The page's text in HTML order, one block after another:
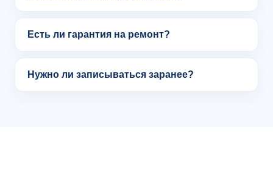
Есть ли гарантия на ремонт?
Нужно ли записываться заранее?